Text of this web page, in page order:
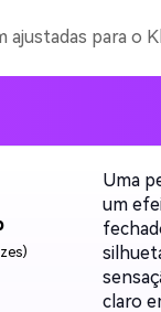
ajustadas para o
Uma
um
claro